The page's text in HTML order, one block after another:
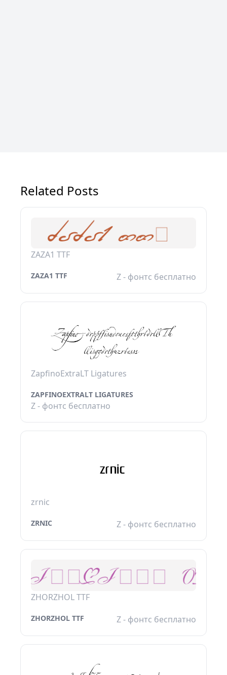
Related Posts
ZAZA1 TTF
ZAZA1 TTF Z - фонтс бесплатно
ZapfinoExtraLT Ligatures
ZAPFINOEXTRALT LIGATURES
Z - фонтс бесплатно
zrnic
ZRNIC Z - фонтс бесплатно
ZHORZHOL TTF
ZHORZHOL TTF Z - фонтс бесплатно